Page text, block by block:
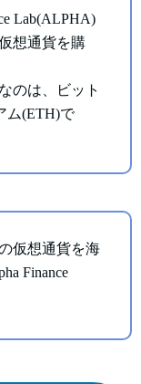
Lab(ALPHA)
想通貨を購
のは、ビット
ム(ETH)で
仮想通貨を海
Finance